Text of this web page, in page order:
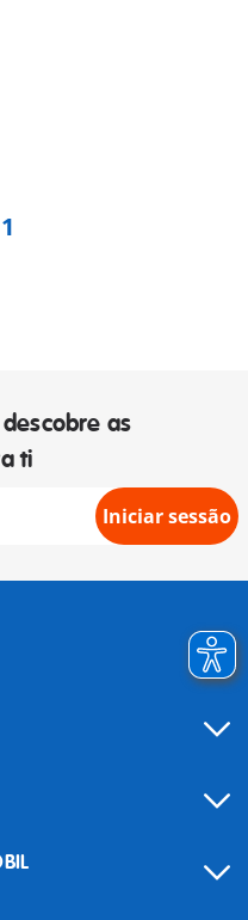
as
ti
Iniciar sessão